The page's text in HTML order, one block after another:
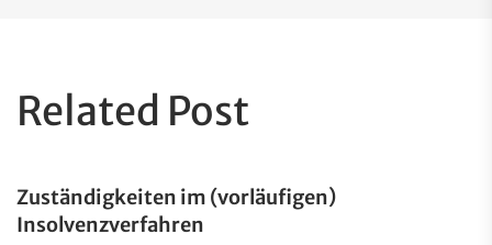
Related Post
Zuständigkeiten im (vorläufigen)
Insolvenzverfahren